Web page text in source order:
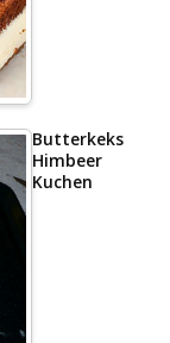
Butterkeks
Himbeer
Kuchen